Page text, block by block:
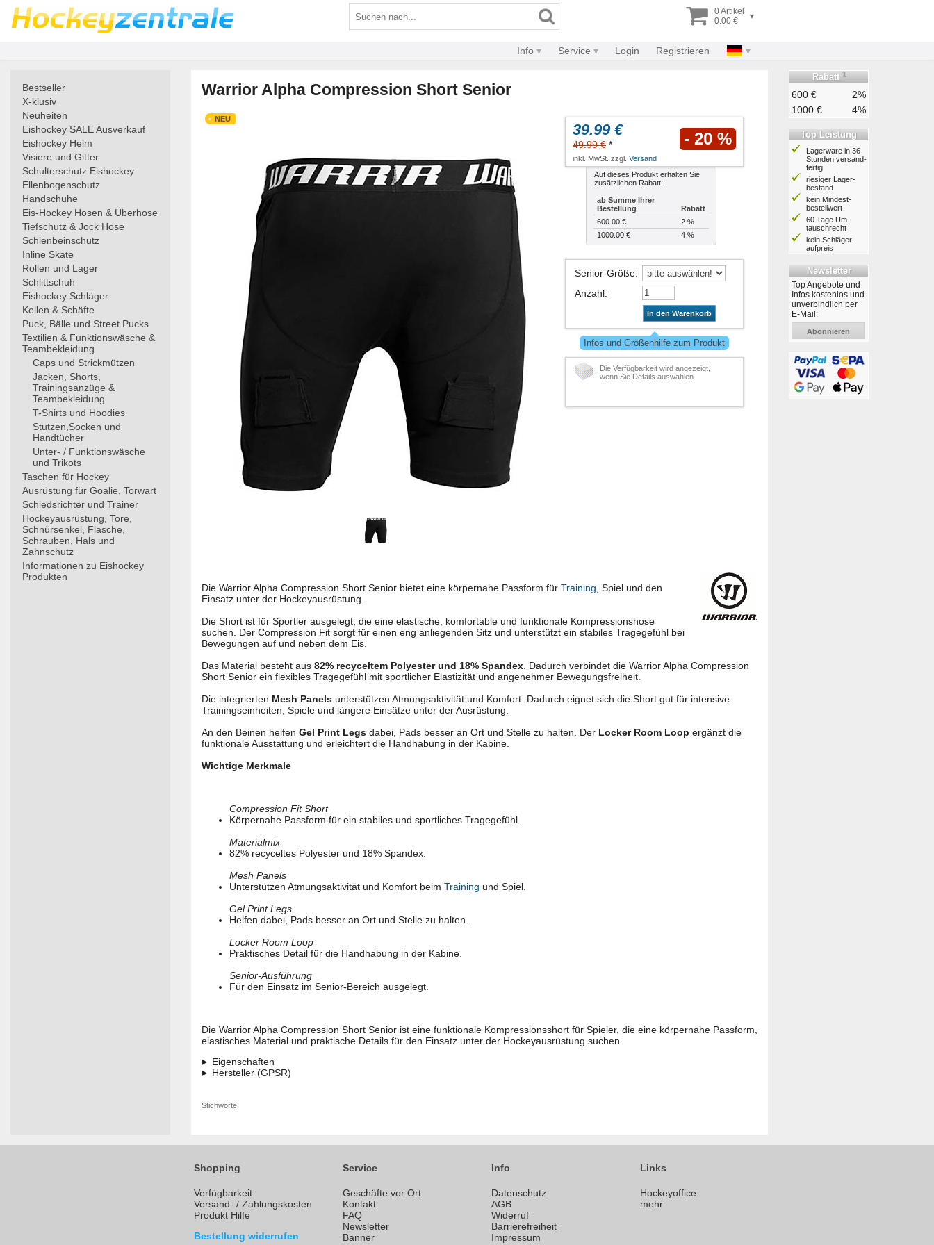
0 Artikel
0.00 €
▾
Info Service Login Registrieren
Bestseller
X-klusiv
Neuheiten
Eishockey SALE Ausverkauf
Eishockey Helm
Visiere und Gitter
Schulterschutz Eishockey
Ellenbogenschutz
Handschuhe
Eis-Hockey Hosen & Überhose
Tiefschutz & Jock Hose
Schienbeinschutz
Inline Skate
Rollen und Lager
Schlittschuh
Eishockey Schläger
Kellen & Schäfte
Puck, Bälle und Street Pucks
Textilien & Funktionswäsche &
Teambekleidung
Caps und Strickmützen
Jacken, Shorts,
Trainingsanzüge &
Teambekleidung
T-Shirts und Hoodies
Stutzen,Socken und
Handtücher
Unter- / Funktionswäsche
und Trikots
Taschen für Hockey
Ausrüstung für Goalie, Torwart
Schiedsrichter und Trainer
Hockeyausrüstung, Tore,
Schnürsenkel, Flasche,
Schrauben, Hals und
Zahnschutz
Informationen zu Eishockey
Produkten
Warrior Alpha Compression Short Senior
NEU
39.99 €
49.99 € * - 20 %
inkl. MwSt. zzgl. Versand
Auf dieses Produkt erhalten Sie
zusätzlichen Rabatt:
ab Summe Ihrer
Bestellung
Rabatt
600.00 €
2 %
1000.00 €
4 %
Senior-Größe:
Anzahl:
In den Warenkorb
Infos und Größenhilfe zum Produkt
Die Verfügbarkeit wird angezeigt,
wenn Sie Details auswählen.
Die Warrior Alpha Compression Short Senior bietet eine körpernahe Passform für Training, Spiel und den
Einsatz unter der Hockeyausrüstung.
Die Short ist für Sportler ausgelegt, die eine elastische, komfortable und funktionale Kompressionshose
suchen. Der Compression Fit sorgt für einen eng anliegenden Sitz und unterstützt ein stabiles Tragegefühl bei
Bewegungen auf und neben dem Eis.
Das Material besteht aus 82% recyceltem Polyester und 18% Spandex. Dadurch verbindet die Warrior Alpha Compression
Short Senior ein flexibles Tragegefühl mit sportlicher Elastizität und angenehmer Bewegungsfreiheit.
Die integrierten Mesh Panels unterstützen Atmungsaktivität und Komfort. Dadurch eignet sich die Short gut für intensive
Trainingseinheiten, Spiele und längere Einsätze unter der Ausrüstung.
An den Beinen helfen Gel Print Legs dabei, Pads besser an Ort und Stelle zu halten. Der Locker Room Loop ergänzt die
funktionale Ausstattung und erleichtert die Handhabung in der Kabine.
Wichtige Merkmale
Compression Fit Short
Körpernahe Passform für ein stabiles und sportliches Tragegefühl.
Materialmix
82% recyceltes Polyester und 18% Spandex.
Mesh Panels
Unterstützen Atmungsaktivität und Komfort beim Training und Spiel.
Gel Print Legs
Helfen dabei, Pads besser an Ort und Stelle zu halten.
Locker Room Loop
Praktisches Detail für die Handhabung in der Kabine.
Senior-Ausführung
Für den Einsatz im Senior-Bereich ausgelegt.
Die Warrior Alpha Compression Short Senior ist eine funktionale Kompressionsshort für Spieler, die eine körpernahe Passform,
elastisches Material und praktische Details für den Einsatz unter der Hockeyausrüstung suchen.
Eigenschaften
Hersteller (GPSR)
Stichworte:
Rabatt 1
600 €
2%
1000 €
4%
Top Leistung
Lagerware in 36
Stunden ver­sand­
fertig
riesiger Lager­
bestand
kein Mindest­
bestell­wert
60 Tage Um­
tausch­recht
kein Schläger­
aufpreis
Newsletter
Top Angebote und
Infos kostenlos und
unverbindlich per
E-Mail:
Abonnieren
Shopping
Verfügbarkeit
Versand- / Zahlungskosten
Produkt Hilfe
Bestellung widerrufen
Service
Geschäfte vor Ort
Kontakt
FAQ
Newsletter
Banner
Info
Datenschutz
AGB
Widerruf
Barrierefreiheit
Impressum
Links
Hockeyoffice
mehr